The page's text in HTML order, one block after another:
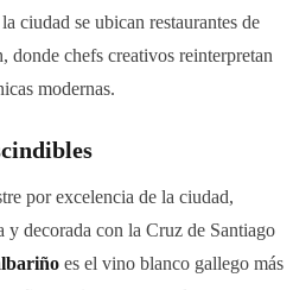
ciudad se ubican restaurantes de
donde chefs creativos reinterpretan
modernas.
por excelencia de la ciudad,
y decorada con la Cruz de Santiago
es el vino blanco gallego más